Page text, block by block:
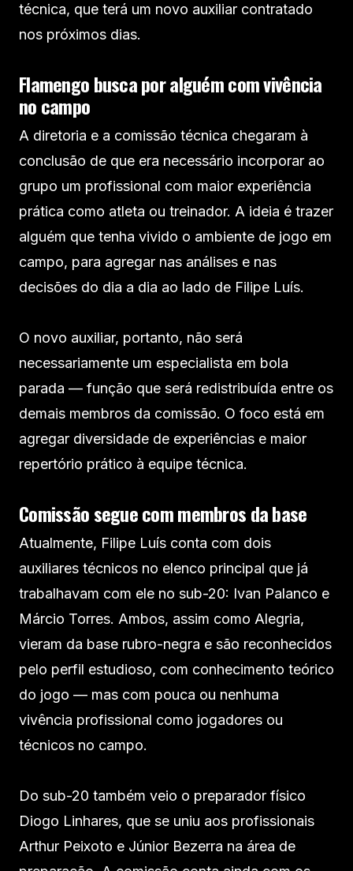
técnica, que terá um novo auxiliar contratado
nos próximos dias.
Flamengo busca por alguém com vivência
no campo
A diretoria e a comissão técnica chegaram à
conclusão de que era necessário incorporar ao
grupo um profissional com maior experiência
prática como atleta ou treinador. A ideia é trazer
alguém que tenha vivido o ambiente de jogo em
campo, para agregar nas análises e nas
decisões do dia a dia ao lado de Filipe Luís.
O novo auxiliar, portanto, não será
necessariamente um especialista em bola
parada — função que será redistribuída entre os
demais membros da comissão. O foco está em
agregar diversidade de experiências e maior
repertório prático à equipe técnica.
Comissão segue com membros da base
Atualmente, Filipe Luís conta com dois
auxiliares técnicos no elenco principal que já
trabalhavam com ele no sub-20: Ivan Palanco e
Márcio Torres. Ambos, assim como Alegria,
vieram da base rubro-negra e são reconhecidos
pelo perfil estudioso, com conhecimento teórico
do jogo — mas com pouca ou nenhuma
vivência profissional como jogadores ou
técnicos no campo.
Do sub-20 também veio o preparador físico
Diogo Linhares, que se uniu aos profissionais
Arthur Peixoto e Júnior Bezerra na área de